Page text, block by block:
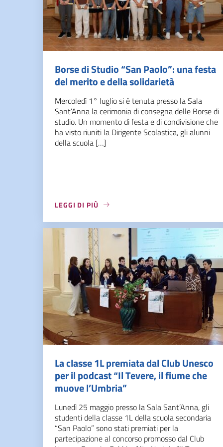
Borse di Studio “San Paolo”: una festa
del merito e della solidarietà
Mercoledì 1° luglio si è tenuta presso la Sala
Sant’Anna la cerimonia di consegna delle Borse di
studio. Un momento di festa e di condivisione che
ha visto riuniti la Dirigente Scolastica, gli alunni
della scuola […]
LEGGI DI PIÙ
La classe 1L premiata dal Club Unesco
per il podcast “Il Tevere, il fiume che
muove l’Umbria”
Lunedì 25 maggio presso la Sala Sant’Anna, gli
studenti della classe 1L della scuola secondaria
“San Paolo” sono stati premiati per la
partecipazione al concorso promosso dal Club